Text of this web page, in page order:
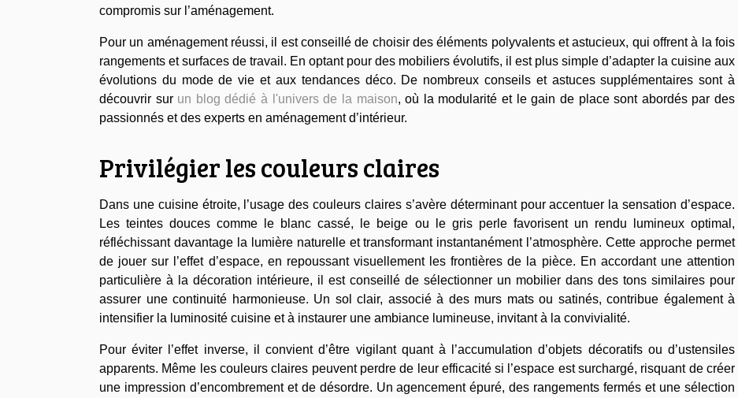
compromis sur l’aménagement.
Pour un aménagement réussi, il est conseillé de choisir des éléments polyvalents et astucieux, qui offrent à la fois
rangements et surfaces de travail. En optant pour des mobiliers évolutifs, il est plus simple d’adapter la cuisine aux
évolutions du mode de vie et aux tendances déco. De nombreux conseils et astuces supplémentaires sont à
découvrir sur un blog dédié à l'univers de la maison, où la modularité et le gain de place sont abordés par des
passionnés et des experts en aménagement d’intérieur.
Privilégier les couleurs claires
Dans une cuisine étroite, l’usage des couleurs claires s’avère déterminant pour accentuer la sensation d’espace.
Les teintes douces comme le blanc cassé, le beige ou le gris perle favorisent un rendu lumineux optimal,
réfléchissant davantage la lumière naturelle et transformant instantanément l’atmosphère. Cette approche permet
de jouer sur l’effet d’espace, en repoussant visuellement les frontières de la pièce. En accordant une attention
particulière à la décoration intérieure, il est conseillé de sélectionner un mobilier dans des tons similaires pour
assurer une continuité harmonieuse. Un sol clair, associé à des murs mats ou satinés, contribue également à
intensifier la luminosité cuisine et à instaurer une ambiance lumineuse, invitant à la convivialité.
Pour éviter l’effet inverse, il convient d’être vigilant quant à l’accumulation d’objets décoratifs ou d’ustensiles
apparents. Même les couleurs claires peuvent perdre de leur efficacité si l’espace est surchargé, risquant de créer
une impression d’encombrement et de désordre. Un agencement épuré, des rangements fermés et une sélection